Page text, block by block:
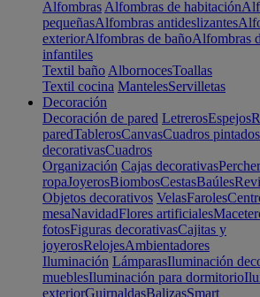
Alfombras Alfombras de habitación
pequeñasAlfombras antideslizantes
exteriorAlfombras de bañoAlfombras
infantiles
Textil baño AlbornocesToallas
Textil cocina MantelesServilletas
Decoración
Decoración de pared LetrerosEspejos
paredTablerosCanvasCuadros
decorativasCuadros
Organización Cajas decorativas
ropaJoyerosBiombosCestasBaúles
Objetos decorativos VelasFaroles
mesaNavidadFlores artificiales
fotosFiguras decorativasCajitas y
joyerosRelojesAmbientadores
Iluminación LámparasIluminación
mueblesIluminación para dormitorio
exteriorGuirnaldasBalizasSmart